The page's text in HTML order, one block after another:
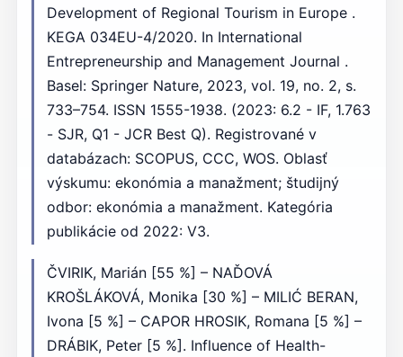
Development of Regional Tourism in Europe .
KEGA 034EU-4/2020. In International
Entrepreneurship and Management Journal .
Basel: Springer Nature, 2023, vol. 19, no. 2, s.
733–754. ISSN 1555-1938. (2023: 6.2 - IF, 1.763
- SJR, Q1 - JCR Best Q). Registrované v
databázach: SCOPUS, CCC, WOS. Oblasť
výskumu: ekonómia a manažment; študijný
odbor: ekonómia a manažment. Kategória
publikácie od 2022: V3.
ČVIRIK, Marián [55 %] – NAĎOVÁ
KROŠLÁKOVÁ, Monika [30 %] – MILIĆ BERAN,
Ivona [5 %] – CAPOR HROSIK, Romana [5 %] –
DRÁBIK, Peter [5 %]. Influence of Health-